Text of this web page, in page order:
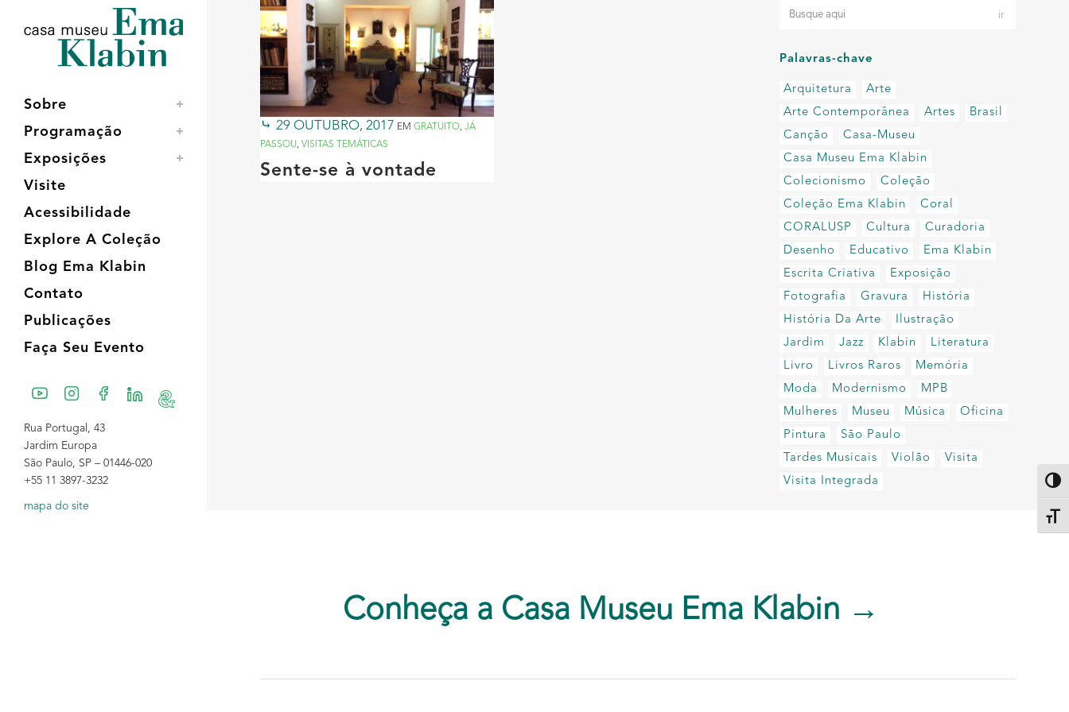
conteúdo
navegação
Sobre
Programação
Exposições
Visite
Acessibilidade
Explore A Coleção
Blog Ema Klabin
Contato
Publicações
Faça Seu Evento
Rua Portugal, 43
Jardim Europa
São Paulo, SP – 01446-020
+55 11 3897-3232
mapa do site
29 OUTUBRO, 2017 EM GRATUITO, JÁ
PASSOU, VISITAS TEMÁTICAS
Sente-se à vontade
Palavras-chave
Arquitetura
Arte
Arte Contemporânea
Artes
Brasil
Canção
Casa-Museu
Casa Museu Ema Klabin
Colecionismo
Coleção
Coleção Ema Klabin
Coral
CORALUSP
Cultura
Curadoria
Desenho
Educativo
Ema Klabin
Escrita Criativa
Exposição
Fotografia
Gravura
História
História Da Arte
Ilustração
Jardim
Jazz Klabin
Literatura
Livro
Livros Raros
Memória
Moda
Modernismo
MPB
Mulheres
Museu Música
Oficina
Pintura
São Paulo
Tardes Musicais
Violão
Visita
Visita Integrada
Conheça a Casa Museu Ema Klabin →